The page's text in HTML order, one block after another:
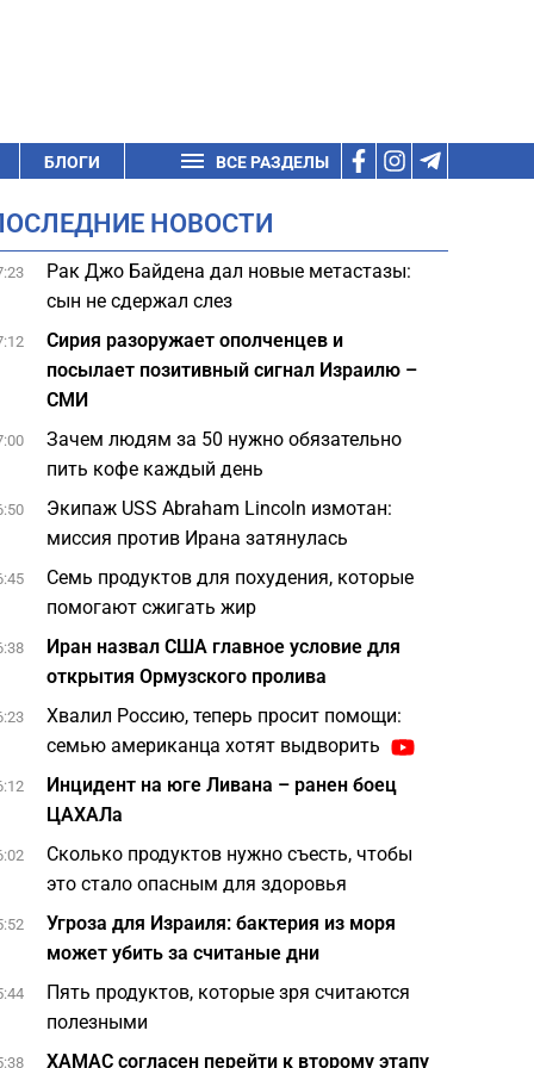
БЛОГИ ВСЕ РАЗДЕЛЫ
НОВОСТИ
Рак Джо Байдена дал новые метастазы:
сын не сдержал слез
Сирия разоружает ополченцев и
посылает позитивный сигнал Израилю –
СМИ
Зачем людям за 50 нужно обязательно
пить кофе каждый день
Экипаж USS Abraham Lincoln измотан:
миссия против Ирана затянулась
Семь продуктов для похудения, которые
помогают сжигать жир
Иран назвал США главное условие для
открытия Ормузского пролива
Хвалил Россию, теперь просит помощи:
семью американца хотят выдворить
Инцидент на юге Ливана – ранен боец
ЦАХАЛа
Сколько продуктов нужно съесть, чтобы
это стало опасным для здоровья
Угроза для Израиля: бактерия из моря
может убить за считаные дни
Пять продуктов, которые зря считаются
полезными
ХАМАС согласен перейти к второму этапу